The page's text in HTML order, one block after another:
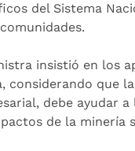
del Sistema
insistió en los
considerando que
debe ayudar
de la minería